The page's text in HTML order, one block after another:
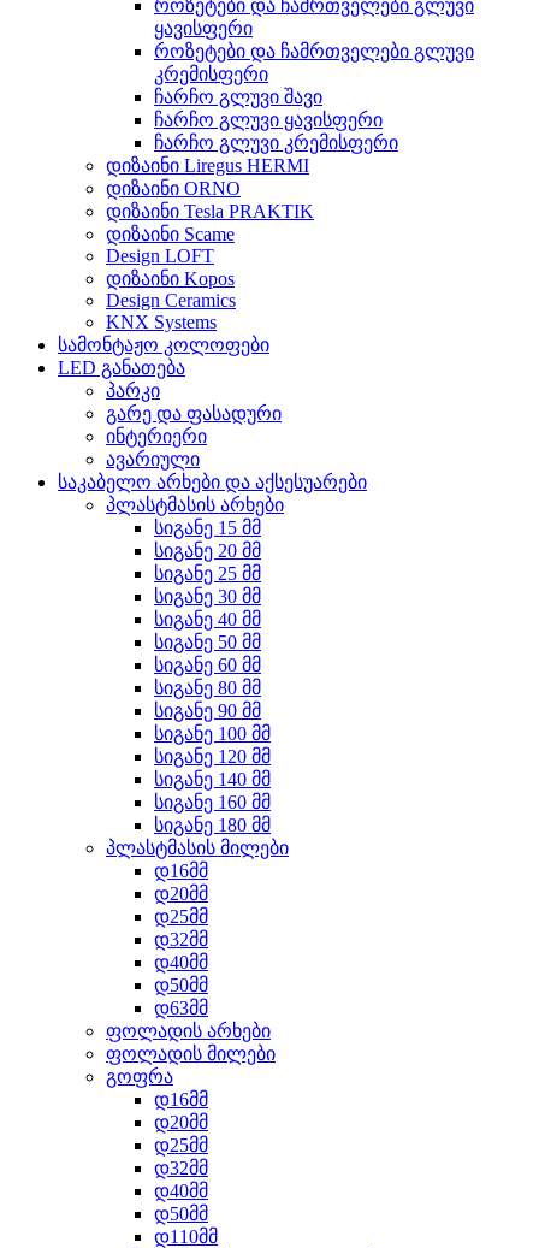
როზეტები და ჩამრთველები გლუვი
ყავისფერი
როზეტები და ჩამრთველები გლუვი
კრემისფერი
ჩარჩო გლუვი შავი
ჩარჩო გლუვი ყავისფერი
ჩარჩო გლუვი კრემისფერი
დიზაინი Liregus HERMI
დიზაინი ORNO
დიზაინი Tesla PRAKTIK
დიზაინი Scame
Design LOFT
დიზაინი Kopos
Design Ceramics
KNX Systems
სამონტაჟო კოლოფები
LED განათება
პარკი
გარე და ფასადური
ინტერიერი
ავარიული
საკაბელო არხები და აქსესუარები
პლასტმასის არხები
სიგანე 15 მმ
სიგანე 20 მმ
სიგანე 25 მმ
სიგანე 30 მმ
სიგანე 40 მმ
სიგანე 50 მმ
სიგანე 60 მმ
სიგანე 80 მმ
სიგანე 90 მმ
სიგანე 100 მმ
სიგანე 120 მმ
სიგანე 140 მმ
სიგანე 160 მმ
სიგანე 180 მმ
პლასტმასის მილები
დ16მმ
დ20მმ
დ25მმ
დ32მმ
დ40მმ
დ50მმ
დ63მმ
ფოლადის არხები
ფოლადის მილები
გოფრა
დ16მმ
დ20მმ
დ25მმ
დ32მმ
დ40მმ
დ50მმ
დ110მმ